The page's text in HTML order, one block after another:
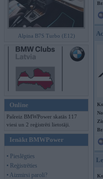
Alpina B7S Turbo (E12)
Online
Pašreiz BMWPower skatās 117
viesi un 2 reģistrēti lietotāji.
Ienākt BMWPower
• Pieslēgties
• Reģistrēties
• Aizmirsi paroli?